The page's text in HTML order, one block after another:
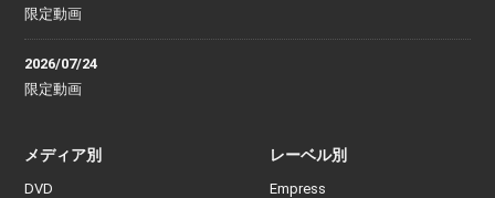
限定動画
2026/07/24
限定動画
メディア別
DVD
レーベル別
Empress